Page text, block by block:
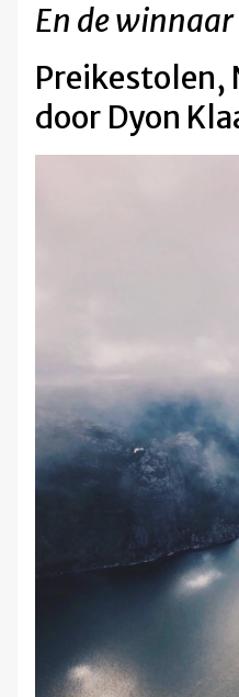
En de
Preikestolen,
door Dyon